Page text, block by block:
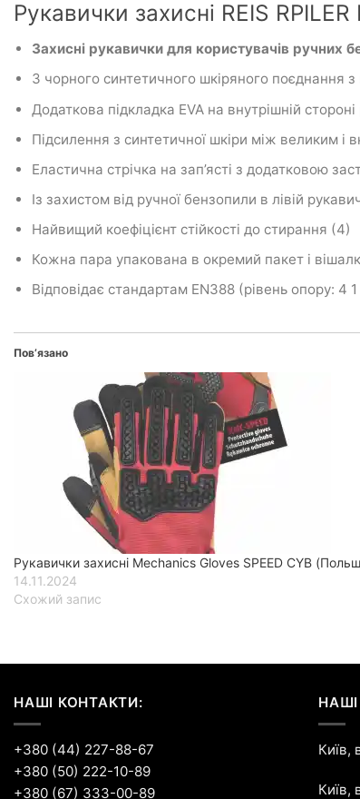
Рукавички захисні REIS
Захисні рукавички для користувачів ручних
З чорного синтетичного шкіряного
Додаткова підкладка EVA на внутрішній
Підсилення з синтетичної шкіри між великим і
Еластична стрічка на зап’ясті з додатковою
Із захистом від ручної бензопили в лівій
Найвищий коефіцієнт стійкості до стирання (4)
Кожна пара упакована в окремий пакет і
Відповідає стандартам EN388 (рівень опору: 4
Пов’язано
Рукавички захисні Mechanics Gloves SPEED CYB
14.11.2024
Схожий запис
НАШІ КОНТАКТИ:
+380 (44) 227-88-67
+380 (50) 222-10-89
+380 (67) 333-00-89
Київ,
Київ,